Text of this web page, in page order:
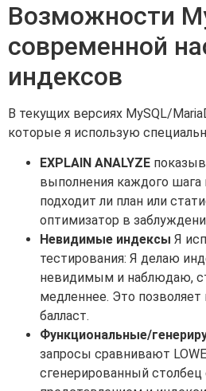
Возможности
современной
индексов
В текущих версиях MySQL/
которые я использую
EXPLAIN ANALYZE
выполнения каждого шага
подходит ли план или
оптимизатор в
Невидимые индексы Я
тестирования: Я делаю
невидимым и наблюдаю,
медленнее. Это позволяет
балласт.
Функциональные/
запросы сравнивают
сгенерированный